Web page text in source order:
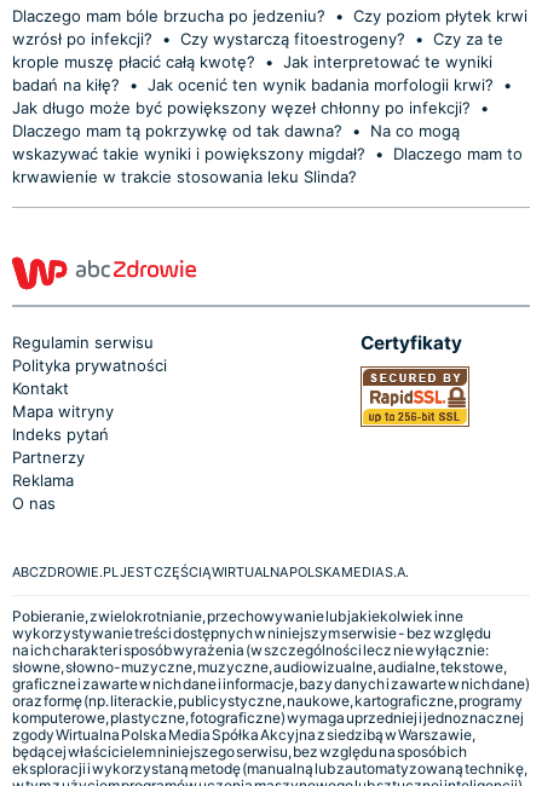
Dlaczego mam bóle brzucha po jedzeniu? • Czy poziom płytek krwi
wzrósł po infekcji?
• Czy wystarczą fitoestrogeny? • Czy za te
krople muszę płacić całą kwotę?
• Jak interpretować te wyniki
badań na kiłę?
• Jak ocenić ten wynik badania morfologii krwi?
•
Jak długo może być powiększony węzeł chłonny po infekcji?
•
Dlaczego mam tą pokrzywkę od tak dawna?
•
Na co mogą
wskazywać takie wyniki i powiększony migdał?
•
Dlaczego mam to
krwawienie w trakcie stosowania leku Slinda?
Regulamin serwisu
Polityka prywatności
Kontakt
Mapa witryny
Indeks pytań
Partnerzy
Reklama
O nas
Certyfikaty
ABCZDROWIE.PL JEST CZĘŚCIĄ WIRTUALNA POLSKA MEDIA S.A.
Pobieranie, zwielokrotnianie, przechowywanie lub jakiekolwiek inne
wykorzystywanie treści dostępnych w niniejszym serwisie - bez względu
na ich charakter i sposób wyrażenia (w szczególności lecz nie wyłącznie:
słowne, słowno-muzyczne, muzyczne, audiowizualne, audialne, tekstowe,
graficzne i zawarte w nich dane i informacje, bazy danych i zawarte w nich dane)
oraz formę (np. literackie, publicystyczne, naukowe, kartograficzne, programy
komputerowe, plastyczne, fotograficzne) wymaga uprzedniej i jednoznacznej
zgody Wirtualna Polska Media Spółka Akcyjna z siedzibą w Warszawie,
będącej właścicielem niniejszego serwisu, bez względu na sposób ich
eksploracji i wykorzystaną metodę (manualną lub zautomatyzowaną technikę,